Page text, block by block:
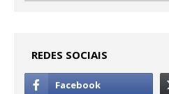
REDES SOCIAIS